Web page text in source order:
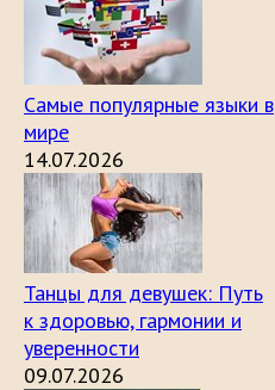
Самые популярные языки в
мире
14.07.2026
Танцы для девушек: Путь
к здоровью, гармонии и
уверенности
09.07.2026